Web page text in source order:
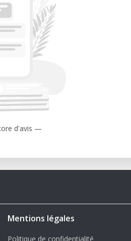
e um
melhora a
e
d'avis —
Mentions légales
Politique de confidentialité